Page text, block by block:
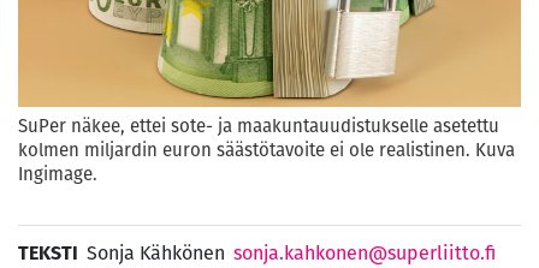
SuPer näkee, ettei sote- ja maakuntauudistukselle asetettu
kolmen miljardin euron säästötavoite ei ole realistinen. Kuva
Ingimage.
TEKSTI Sonja Kähkönen sonja.kahkonen@superliitto.fi